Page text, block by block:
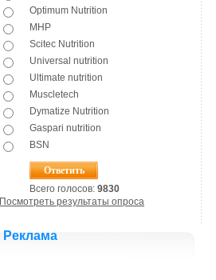
Optimum Nutrition
MHP
Scitec Nutrition
Universal nutrition
Ultimate nutrition
Muscletech
Dymatize Nutrition
Gaspari nutrition
BSN
Всего голосов: 9830
Посмотреть результаты опроса
Реклама